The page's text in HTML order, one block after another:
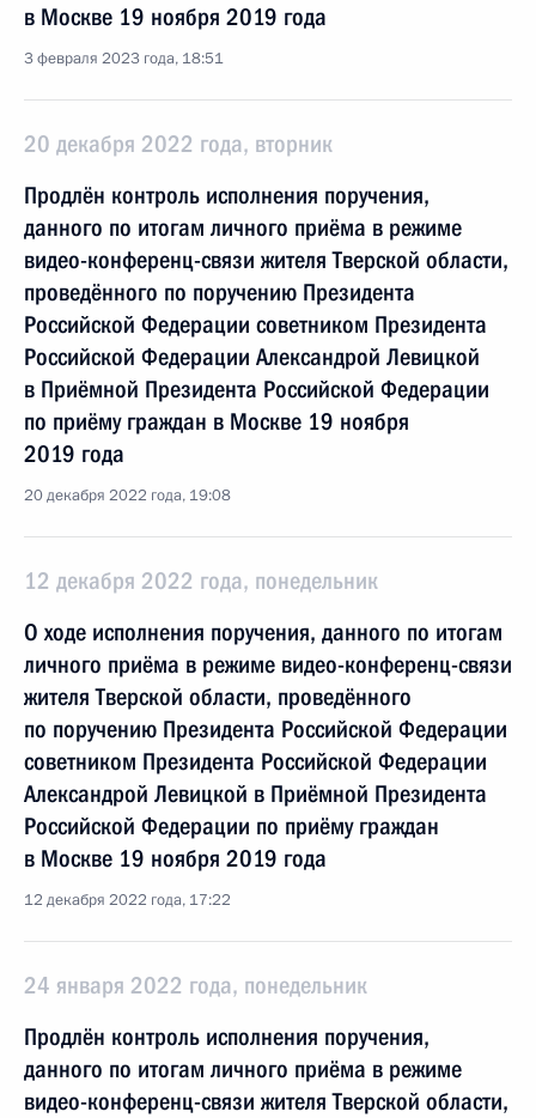
в Москве 19 ноября 2019 года
3 февраля 2023 года, 18:51
20 декабря 2022 года, вторник
Продлён контроль исполнения поручения,
данного по итогам личного приёма в режиме
видео-конференц-связи жителя Тверской области,
проведённого по поручению Президента
Российской Федерации советником Президента
Российской Федерации Александрой Левицкой
в Приёмной Президента Российской Федерации
по приёму граждан в Москве 19 ноября
2019 года
20 декабря 2022 года, 19:08
12 декабря 2022 года, понедельник
О ходе исполнения поручения, данного по итогам
личного приёма в режиме видео-конференц-связи
жителя Тверской области, проведённого
по поручению Президента Российской Федерации
советником Президента Российской Федерации
Александрой Левицкой в Приёмной Президента
Российской Федерации по приёму граждан
в Москве 19 ноября 2019 года
12 декабря 2022 года, 17:22
24 января 2022 года, понедельник
Продлён контроль исполнения поручения,
данного по итогам личного приёма в режиме
видео-конференц-связи жителя Тверской области,